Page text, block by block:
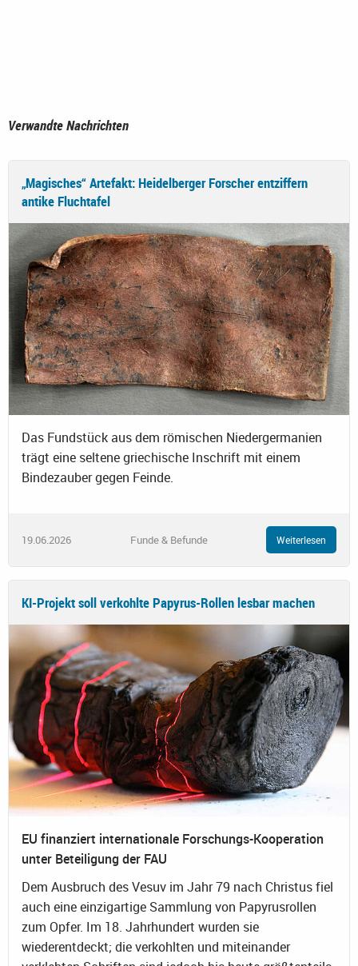
Verwandte Nachrichten
„Magisches“ Artefakt: Heidelberger Forscher entziffern
antike Fluchtafel
Das Fundstück aus dem römischen Niedergermanien
trägt eine seltene griechische Inschrift mit einem
Bindezauber gegen Feinde.
19.06.2026 Funde & Befunde Weiterlesen
KI-Projekt soll verkohlte Papyrus-Rollen lesbar machen
EU finanziert internationale Forschungs-Kooperation
unter Beteiligung der FAU
Dem Ausbruch des Vesuv im Jahr 79 nach Christus fiel
auch eine einzigartige Sammlung von Papyrusrollen
zum Opfer. Im 18. Jahrhundert wurden sie
wiederentdeckt; die verkohlten und miteinander